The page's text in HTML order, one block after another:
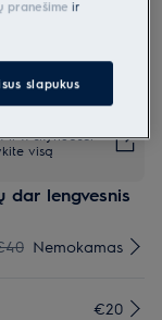
II skyriuose.
visą
dar lengvesnis
Nemokamas
€20
pranešime ir
slapukus